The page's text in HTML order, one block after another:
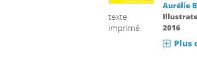
texte
imprimé
Aurélie
2016
Plus